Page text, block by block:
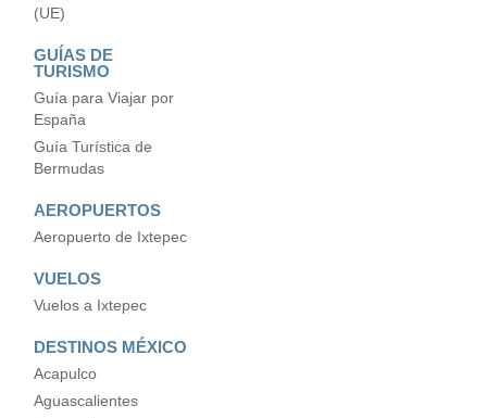
(UE)
GUÍAS DE
TURISMO
Guía para Viajar por
España
Guía Turística de
Bermudas
AEROPUERTOS
Aeropuerto de Ixtepec
VUELOS
Vuelos a Ixtepec
DESTINOS MÉXICO
Acapulco
Aguascalientes